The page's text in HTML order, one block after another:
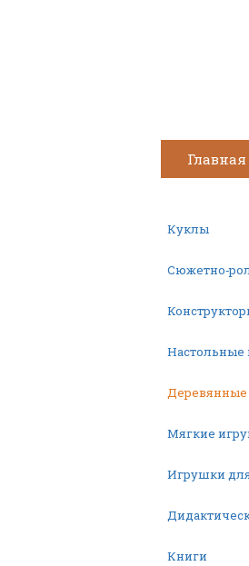
Главная
Куклы
Сюжетно-
Настольные
Мягкие
Игрушки
Книги